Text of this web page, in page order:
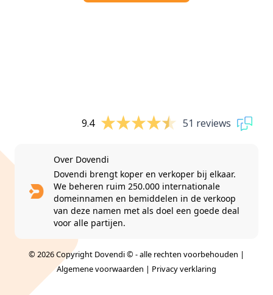
9.4 51 reviews
Over Dovendi
Dovendi brengt koper en verkoper bij elkaar.
We beheren ruim 250.000 internationale
domeinnamen en bemiddelen in de verkoop
van deze namen met als doel een goede deal
voor alle partijen.
© 2026 Copyright Dovendi © - alle rechten voorbehouden |
Algemene voorwaarden | Privacy verklaring